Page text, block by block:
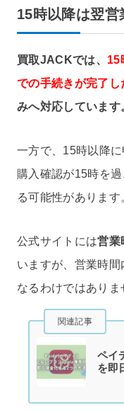
15時以降は翌営
買取JACKでは、 15
での手続きが完了し
みへ対応しています
一方で、15時以降
購入確認が15時を
る可能性があります
公式サイトには営業
いますが、営業時
なるわけではありま
関連記事
ペイ
を即